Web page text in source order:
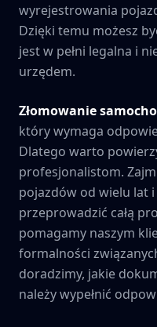
wyrejestrowania
Dzięki temu możesz
jest w pełni legalna i
urzędem.
Złomowanie
który wymaga
Dlatego warto
profesjonalistom.
pojazdów od wielu lat
przeprowadzić całą
pomagamy naszym
formalności
doradzimy, jakie
należy wypełnić